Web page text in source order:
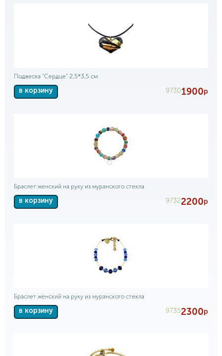
Подвеска "Сердце" 2,5*3,5 см
в корзину 97301900р
Браслет женский на руку из муранского стекла
в корзину 97322200р
Браслет женский на руку из муранского стекла
в корзину 97352300р